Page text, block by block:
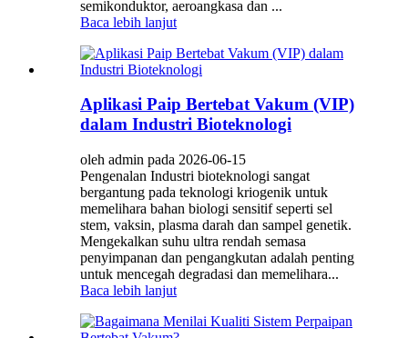
semikonduktor, aeroangkasa dan ...
Baca lebih lanjut
Aplikasi Paip Bertebat Vakum (VIP)
dalam Industri Bioteknologi
oleh admin pada 2026-06-15
Pengenalan Industri bioteknologi sangat
bergantung pada teknologi kriogenik untuk
memelihara bahan biologi sensitif seperti sel
stem, vaksin, plasma darah dan sampel genetik.
Mengekalkan suhu ultra rendah semasa
penyimpanan dan pengangkutan adalah penting
untuk mencegah degradasi dan memelihara...
Baca lebih lanjut